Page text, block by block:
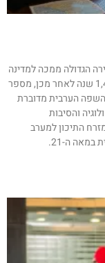
הרשמית בשנת 622 עם ההגירה הגדולה ממכה למדינה
במזרח תיכון בו הערבים היוו מיעוט זניח. היום, כ-1,400 שנה לאחר מכן, מספר
בני אדם והשפה הערבית מדוברת
והסיבות
התיכון למערב
במאה ה-21.